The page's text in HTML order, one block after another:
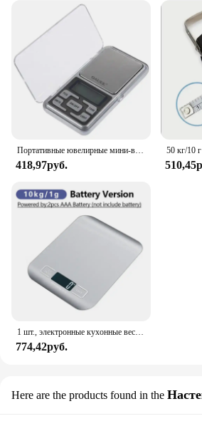
Портативные ювелирные мини-весы, высокоточные антикварные электронные весы для чая, бытовые весы для золота
418,97руб.
1 шт., электронные кухонные весы из нержавеющей стали, 10 кг
774,42руб.
Here are the products found in the